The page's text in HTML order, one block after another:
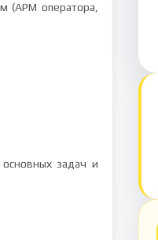
(АРМ оператора,
задач и